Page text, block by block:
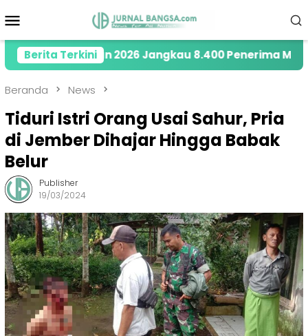
ke
Mobile
Berita Terkini
Tahun 2026 Jangkau 8.400 Penerima Manfaat
Beranda News
Tiduri Istri Orang Usai Sahur, Pria
di Jember Dihajar Hingga Babak
Belur
Publisher
19/03/2024